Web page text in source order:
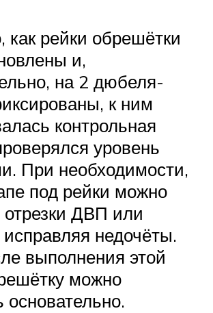
как рейки обрешётки
и,
на 2 дюбеля-
к ним
контрольная
уровень
При необходимости,
под рейки можно
ДВП или
недочёты.
выполнения этой
можно
основательно.